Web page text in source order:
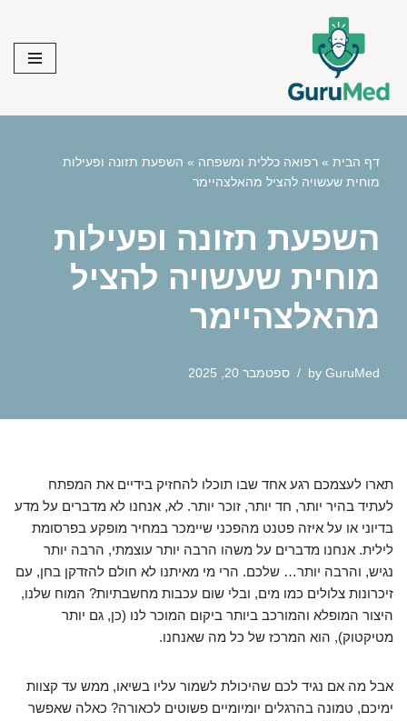
content
דף הבית » רפואה כללית ומשפחה » השפעת תזונה ופעילות
מוחית שעשויה להציל מהאלצהיימר
השפעת תזונה ופעילות
מוחית שעשויה להציל
מהאלצהיימר
by GuruMed ספטמבר 20, 2025
תארו לעצמכם רגע אחד שבו תוכלו להחזיק בידיים את המפתח
לעתיד בהיר יותר, חד יותר, זוכר יותר. לא, אנחנו לא מדברים על מדע
בדיוני או על איזה פטנט מהפכני שיימכר במחיר מופקע בפרסומת
לילית. אנחנו מדברים על משהו הרבה יותר עוצמתי, הרבה יותר
נגיש, והרבה יותר… שלכם. הרי מי מאיתנו לא חולם להזדקן בחן, עם
זיכרונות צלולים כמו מים, ובלי שום עכבות מחשבתיות? המוח שלנו,
היצור המופלא והמורכב ביותר ביקום המוכר לנו (כן, גם יותר
מטיקטוק), הוא המרכז של כל מה שאנחנו.
אבל מה אם נגיד לכם שהיכולת לשמור עליו בשיאו, ממש עד קצוות
ימיכם, טמונה בהרגלים יומיומיים פשוטים לכאורה? כאלה שאפשר